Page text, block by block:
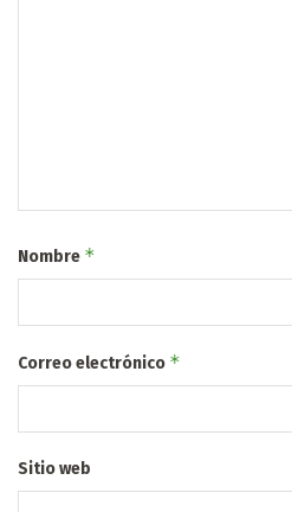
Nombre *
Correo electrónico *
Sitio web